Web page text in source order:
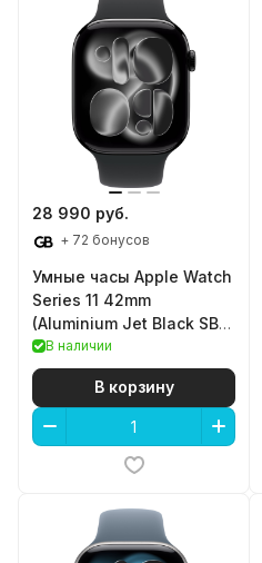
28 990 руб.
+ 72 бонусов
Умные часы Apple Watch
Series 11 42mm
(Aluminium Jet Black SB
M/L)
В наличии
В корзину